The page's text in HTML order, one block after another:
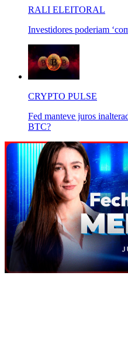
RALI ELEITORAL
Investidores poderiam
CRYPTO PULSE
Fed manteve juros
BTC?